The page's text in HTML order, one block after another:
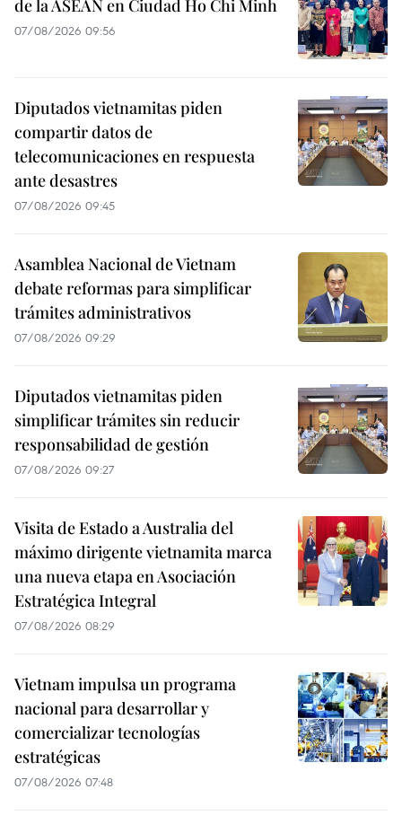
de la ASEAN en Ciudad Ho Chi Minh
07/08/2026 09:56
Diputados vietnamitas piden
compartir datos de
telecomunicaciones en respuesta
ante desastres
07/08/2026 09:45
Asamblea Nacional de Vietnam
debate reformas para simplificar
trámites administrativos
07/08/2026 09:29
Diputados vietnamitas piden
simplificar trámites sin reducir
responsabilidad de gestión
07/08/2026 09:27
Visita de Estado a Australia del
máximo dirigente vietnamita marca
una nueva etapa en Asociación
Estratégica Integral
07/08/2026 08:29
Vietnam impulsa un programa
nacional para desarrollar y
comercializar tecnologías
estratégicas
07/08/2026 07:48